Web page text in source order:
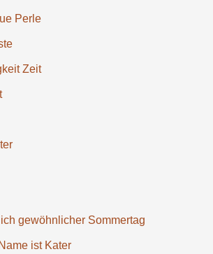
Perle
Zeit
gewöhn­licher Sommer­tag
ist Kater